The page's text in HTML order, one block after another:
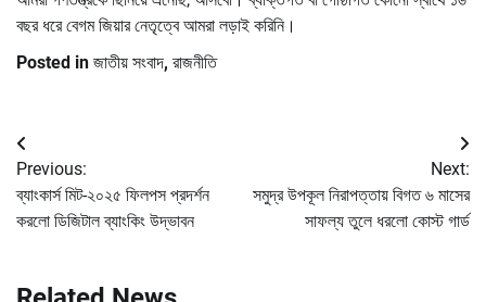
বছর ধরে বেগম জিয়ার নেতৃত্বে আমরা লড়াই করিনি।
Posted in জাতীয় সংবাদ, রাজনীতি
Post
navigation
Previous:
ব্যাংকার্স মিট-২০২৫ ফিলপস প্রদর্শন
করলো ডিজিটাল ব্যাংকিং উদ্ভাবন
Next:
সমুদ্র উপকূল নিরাপত্তায় বিগত ৬ মাসের
সাফল্য তুলে ধরলো কোস্ট গার্ড